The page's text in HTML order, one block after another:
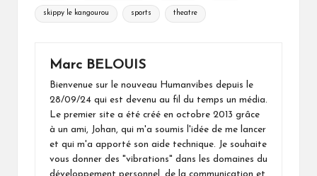
skippy le kangourou sports theatre
Marc BELOUIS
Bienvenue sur le nouveau Humanvibes depuis le
28/09/24 qui est devenu au fil du temps un média.
Le premier site a été créé en octobre 2013 grâce
à un ami, Johan, qui m'a soumis l'idée de me lancer
et qui m'a apporté son aide technique. Je souhaite
vous donner des "vibrations" dans les domaines du